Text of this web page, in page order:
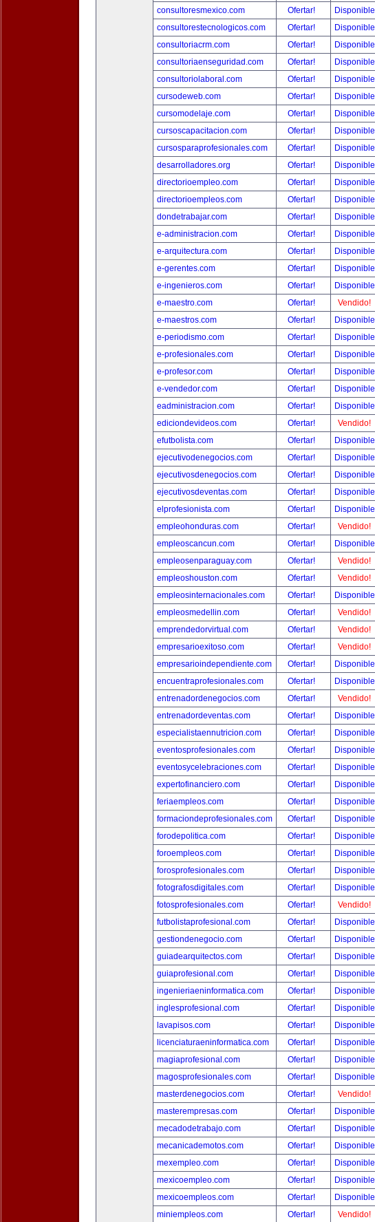
consultoresmexico.com
Ofertar!
Disponible
consultorestecnologicos.com
Ofertar!
Disponible
consultoriacrm.com
Ofertar!
Disponible
consultoriaenseguridad.com
Ofertar!
Disponible
consultoriolaboral.com
Ofertar!
Disponible
cursodeweb.com
Ofertar!
Disponible
cursomodelaje.com
Ofertar!
Disponible
cursoscapacitacion.com
Ofertar!
Disponible
cursosparaprofesionales.com
Ofertar!
Disponible
desarrolladores.org
Ofertar!
Disponible
directorioempleo.com
Ofertar!
Disponible
directorioempleos.com
Ofertar!
Disponible
dondetrabajar.com
Ofertar!
Disponible
e-administracion.com
Ofertar!
Disponible
e-arquitectura.com
Ofertar!
Disponible
e-gerentes.com
Ofertar!
Disponible
e-ingenieros.com
Ofertar!
Disponible
e-maestro.com
Ofertar!
Vendido!
e-maestros.com
Ofertar!
Disponible
e-periodismo.com
Ofertar!
Disponible
e-profesionales.com
Ofertar!
Disponible
e-profesor.com
Ofertar!
Disponible
e-vendedor.com
Ofertar!
Disponible
eadministracion.com
Ofertar!
Disponible
ediciondevideos.com
Ofertar!
Vendido!
efutbolista.com
Ofertar!
Disponible
ejecutivodenegocios.com
Ofertar!
Disponible
ejecutivosdenegocios.com
Ofertar!
Disponible
ejecutivosdeventas.com
Ofertar!
Disponible
elprofesionista.com
Ofertar!
Disponible
empleohonduras.com
Ofertar!
Vendido!
empleoscancun.com
Ofertar!
Disponible
empleosenparaguay.com
Ofertar!
Vendido!
empleoshouston.com
Ofertar!
Vendido!
empleosinternacionales.com
Ofertar!
Disponible
empleosmedellin.com
Ofertar!
Vendido!
emprendedorvirtual.com
Ofertar!
Vendido!
empresarioexitoso.com
Ofertar!
Vendido!
empresarioindependiente.com
Ofertar!
Disponible
encuentraprofesionales.com
Ofertar!
Disponible
entrenadordenegocios.com
Ofertar!
Vendido!
entrenadordeventas.com
Ofertar!
Disponible
especialistaennutricion.com
Ofertar!
Disponible
eventosprofesionales.com
Ofertar!
Disponible
eventosycelebraciones.com
Ofertar!
Disponible
expertofinanciero.com
Ofertar!
Disponible
feriaempleos.com
Ofertar!
Disponible
formaciondeprofesionales.com
Ofertar!
Disponible
forodepolitica.com
Ofertar!
Disponible
foroempleos.com
Ofertar!
Disponible
forosprofesionales.com
Ofertar!
Disponible
fotografosdigitales.com
Ofertar!
Disponible
fotosprofesionales.com
Ofertar!
Vendido!
futbolistaprofesional.com
Ofertar!
Disponible
gestiondenegocio.com
Ofertar!
Disponible
guiadearquitectos.com
Ofertar!
Disponible
guiaprofesional.com
Ofertar!
Disponible
ingenieriaeninformatica.com
Ofertar!
Disponible
inglesprofesional.com
Ofertar!
Disponible
lavapisos.com
Ofertar!
Disponible
licenciaturaeninformatica.com
Ofertar!
Disponible
magiaprofesional.com
Ofertar!
Disponible
magosprofesionales.com
Ofertar!
Disponible
masterdenegocios.com
Ofertar!
Vendido!
masterempresas.com
Ofertar!
Disponible
mecadodetrabajo.com
Ofertar!
Disponible
mecanicademotos.com
Ofertar!
Disponible
mexempleo.com
Ofertar!
Disponible
mexicoempleo.com
Ofertar!
Disponible
mexicoempleos.com
Ofertar!
Disponible
miniempleos.com
Ofertar! Vendido!